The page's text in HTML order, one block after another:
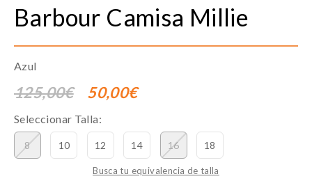
Barbour Camisa Millie
Azul
125,00€ 50,00€
Seleccionar Talla:
8 10 12 14 16 18
Busca tu equivalencia de talla